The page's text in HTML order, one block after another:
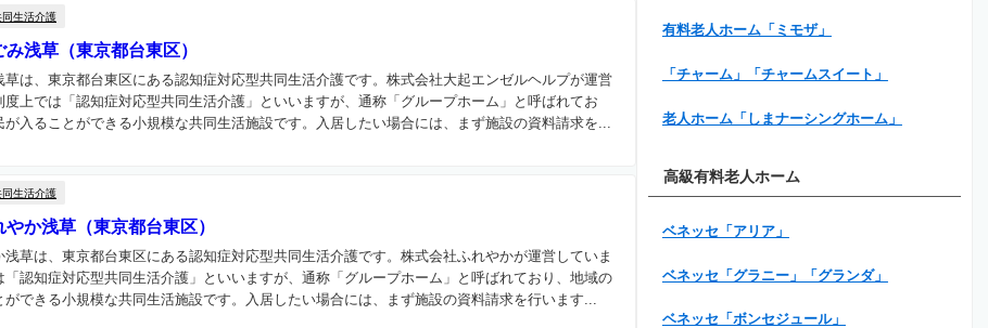
生活介護
浅草（東京都台東区）
草は、東京都台東区にある認知症対応型共同生活介護です。株式会社大起エンゼルヘルプが運営
度上では「認知症対応型共同生活介護」といいますが、通称「グループホーム」と呼ばれてお
が入ることができる小規模な共同生活施設です。入居したい場合には、まず施設の資料請求を...
生活介護
か浅草（東京都台東区）
浅草は、東京都台東区にある認知症対応型共同生活介護です。株式会社ふれやかが運営していま
認知症対応型共同生活介護」といいますが、通称「グループホーム」と呼ばれており、地域の
できる小規模な共同生活施設です。入居したい場合には、まず施設の資料請求を行います...
有料老人ホーム「ミモザ」
「チャーム」「チャームスイート」
老人ホーム「しまナーシングホーム」
高級有料老人ホーム
ベネッセ「アリア」
ベネッセ「グラニー」「グランダ」
ベネッセ「ボンセジュール」